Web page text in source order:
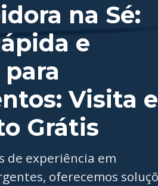
na Sé:
e
Visita e
Grátis
de experiência em
oferecemos